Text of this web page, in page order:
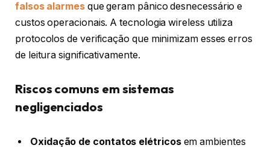
falsos alarmesque geram pânico desnecessário e
custos operacionais. A tecnologia wireless utiliza
protocolos de verificação que minimizam esses erros
de leitura significativamente.
Riscos comuns em sistemas
negligenciados
Oxidação de contatos elétricosem ambientes